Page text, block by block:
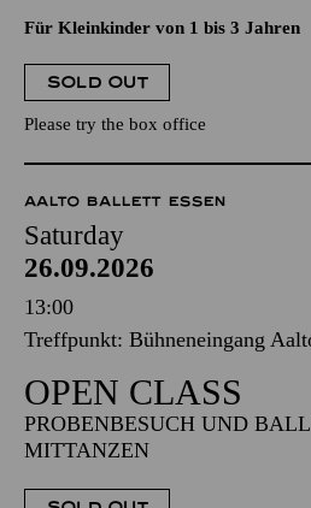
Für Kleinkinder von 1 bis 3 Jahren
SOLD OUT
Please try the box office
AALTO BALLETT ESSEN
Saturday
26.09.2026
13:00
Treffpunkt: Bühneneingang
OPEN CLASS
PROBENBESUCH UND
MITTANZEN